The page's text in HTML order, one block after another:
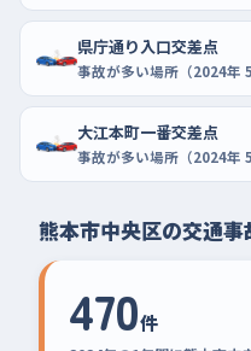
県庁通り入口交差点
事故が多い場所（2024年 5
大江本町一番交差点
事故が多い場所（2024年 5
熊本市中央区の交通事
470件